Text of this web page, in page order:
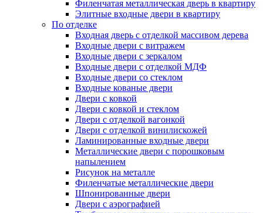
Филенчатая металлическая дверь в квартиру
Элитные входные двери в квартиру
По отделке
Входная дверь с отделкой массивом дерева
Входные двери с витражем
Входные двери с зеркалом
Входные двери с отделкой МДФ
Входные двери со стеклом
Входные кованые двери
Двери с ковкой
Двери с ковкой и стеклом
Двери с отделкой вагонкой
Двери с отделкой винилискожей
Ламинированные входные двери
Металлические двери с порошковым
напылением
Рисунок на металле
Филенчатые металлические двери
Шпонированные двери
Двери с аэрографией